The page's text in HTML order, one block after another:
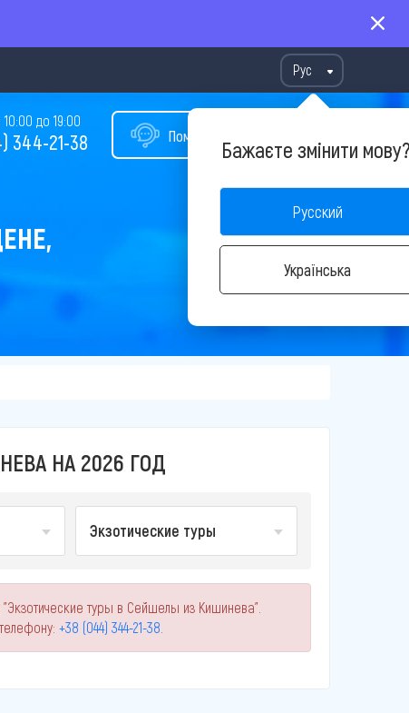
Рус
Бажаєте змінити
Русский
Українська
Помощь в подборе тура
до 19:00
344-21-38
НА 2026 ГОД
Экзотические туры
туры в Сейшелы из Кишинева".
+38 (044) 344-21-38